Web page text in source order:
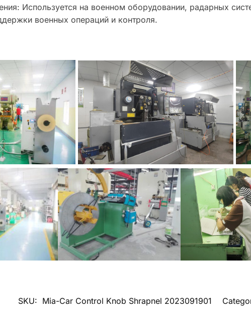
Используется на военном оборудовании, радарных
военных операций и контроля.
SKU: Mia-Car Control Knob Shrapnel 2023091901